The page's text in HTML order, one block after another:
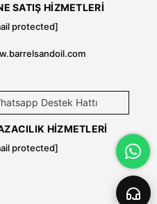
SATIŞ HIZMETLERI
protected]
Destek Hattı
HIZMETLERI
protected]